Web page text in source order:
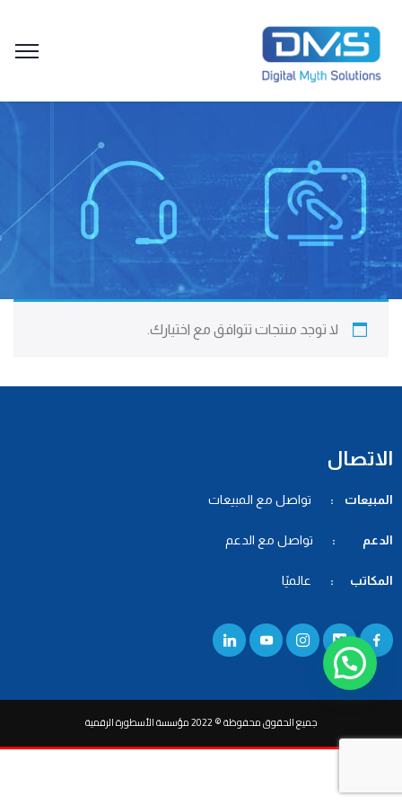
لا توجد منتجات تتوافق مع اختيارك.
الاتصال
المبيعات : تواصل مع المبيعات
الدعم : تواصل مع الدعم
المكاتب : عالميًا
جميع الحقوق محفوظة © 2022 مؤسسة الأسطورة الرقمية